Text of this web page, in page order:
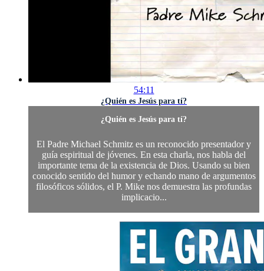
54:11
¿Quién es Jesús para tí?
¿Quién es Jesús para tí?
El Padre Michael Schmitz es un reconocido presentador y
guía espiritual de jóvenes. En esta charla, nos habla del
importante tema de la existencia de Dios. Usando su bien
conocido sentido del humor y echando mano de argumentos
filosóficos sólidos, el P. Mike nos demuestra las profundas
implicacio...